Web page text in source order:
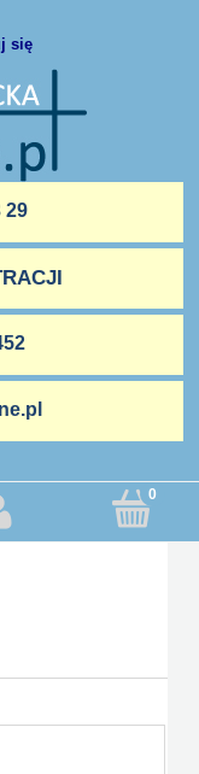
się
29